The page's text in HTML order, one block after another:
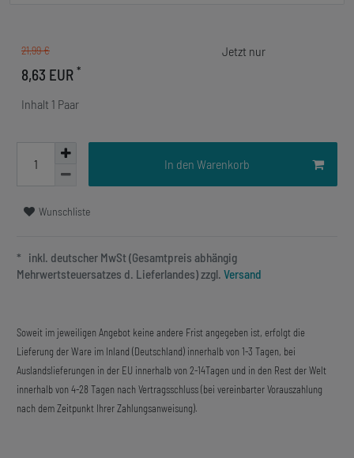
21,99 €
8,63 EUR *
Inhalt 1 Paar
In den Warenkorb
Wunschliste
* inkl. deutscher MwSt (Gesamtpreis abhängig
Mehrwertsteuersatzes d. Lieferlandes) zzgl. Versand
Soweit im jeweiligen Angebot keine andere Frist angegeben ist, erfolgt die
Lieferung der Ware im Inland (Deutschland) innerhalb von 1-3 Tagen, bei
Auslandslieferungen in der EU innerhalb von 2-14Tagen und in den Rest der Welt
innerhalb von 4-28 Tagen nach Vertragsschluss (bei vereinbarter Vorauszahlung
nach dem Zeitpunkt Ihrer Zahlungsanweisung).